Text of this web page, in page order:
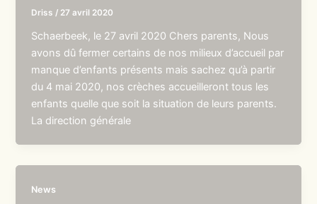
Driss / 27 avril 2020
Schaerbeek, le 27 avril 2020 Chers parents, Nous
avons dû fermer certains de nos milieux d’accueil par
manque d’enfants présents mais sachez qu’à partir
du 4 mai 2020, nos crèches accueilleront tous les
enfants quelle que soit la situation de leurs parents.
La direction générale
News